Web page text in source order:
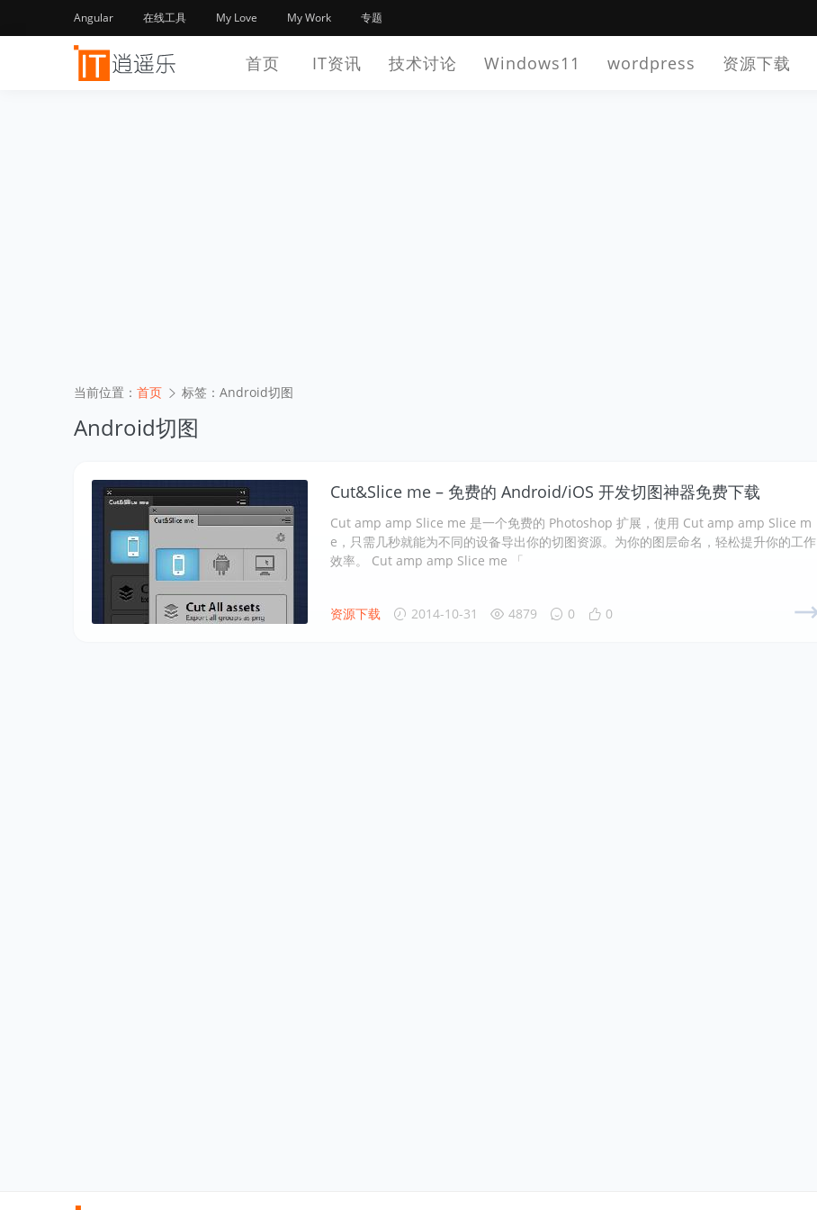
Angular 在线工具 My Love My Work 专题
首页 IT资讯 技术讨论 Windows11 wordpress 资源下载
当前位置： 首页 标签：Android切图
Android切图
Cut&Slice me – 免费的 Android/iOS 开发切图神器免费下载
Cut amp amp Slice me 是一个免费的 Photoshop 扩展，使用 Cut amp amp Slice m
e，只需几秒就能为不同的设备导出你的切图资源。为你的图层命名，轻松提升你的工作
效率。 Cut amp amp Slice me 「
资源下载 2014-10-31 4879 0 0